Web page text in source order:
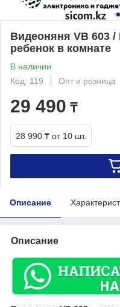
Видеоняня VB 603 /
ребенок в комнате
В наличии
Код: 119
Опт и розница
29 490 ₸
28 990 ₸ от 10 шт.
Описание
Описание